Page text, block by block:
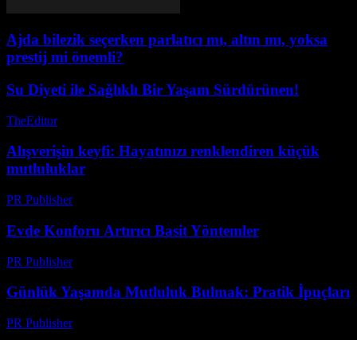
Ajda bilezik seçerken parlatıcı mı, altın mı, yoksa
prestij mi önemli?
Su Diyeti ile Sağlıklı Bir Yaşam Sürdürünen!
TheEditor-
Alışverişin keyfi: Hayatınızı renklendiren küçük
mutluluklar
PR Publisher-
Evde Konforu Artırıcı Basit Yöntemler
PR Publisher-
Günlük Yaşamda Mutluluk Bulmak: Pratik İpuçları
PR Publisher-